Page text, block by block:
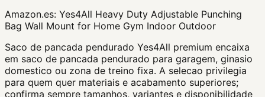
Amazon.es: Yes4All Heavy Duty Adjustable Punching
Bag Wall Mount for Home Gym Indoor Outdoor
Saco de pancada pendurado Yes4All premium encaixa
em saco de pancada pendurado para garagem, ginasio
domestico ou zona de treino fixa. A selecao privilegia
para quem quer materiais e acabamento superiores;
confirma sempre tamanhos, variantes e disponibilidade